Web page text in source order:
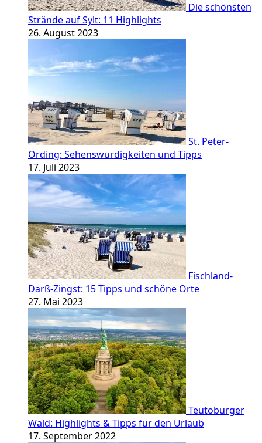
Die schönsten
Strände auf Sylt: 11 Highlights
26. August 2023
St. Peter-
Ording: Sehenswürdigkeiten und Tipps
17. Juli 2023
Fischland-
Darß-Zingst: 15 Tipps und schöne Orte
27. Mai 2023
Teutoburger
Wald: Highlights & Tipps für den Urlaub
17. September 2022